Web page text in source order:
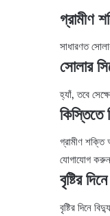
গ্রামীণ
সাধারণত
সোলার
হ্যাঁ, তবে
কিস্তিতে
গ্রামীণ শক্তি
যোগাযোগ
বৃষ্টির
বৃষ্টির দিনে